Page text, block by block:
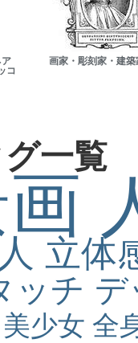
コ
画家・彫刻家・建築
一覧
立体
ッチ
美少女 全